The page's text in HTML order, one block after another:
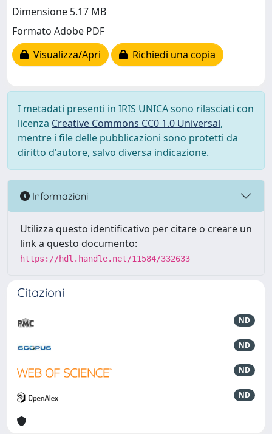
Dimensione 5.17 MB
Formato Adobe PDF
Visualizza/Apri
Richiedi una copia
I metadati presenti in IRIS UNICA sono rilasciati con
licenza Creative Commons CC0 1.0 Universal,
mentre i file delle pubblicazioni sono protetti da
diritto d'autore, salvo diversa indicazione.
Informazioni
Utilizza questo identificativo per citare o creare un
link a questo documento:
https://hdl.handle.net/11584/332633
Citazioni
ND
ND
ND
ND